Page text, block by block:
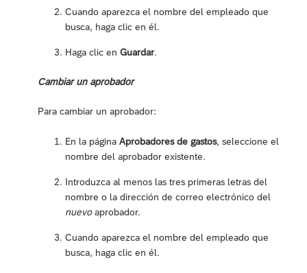
Cuando aparezca el nombre del empleado que
busca, haga clic en él.
Haga clic en Guardar.
Cambiar un aprobador
Para cambiar un aprobador:
En la página Aprobadores de gastos, seleccione el
nombre del aprobador existente.
Introduzca al menos las tres primeras letras del
nombre o la dirección de correo electrónico del
nuevoaprobador.
Cuando aparezca el nombre del empleado que
busca, haga clic en él.